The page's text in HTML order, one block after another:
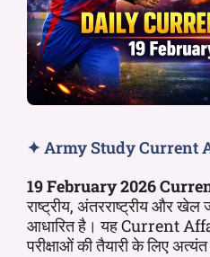
✦ Army Study Current
19February 2026
राष्ट्रीय, अंतरराष्ट्रीय और
आधारित है। यह Current
परीक्षाओं की तैयारी के लिए